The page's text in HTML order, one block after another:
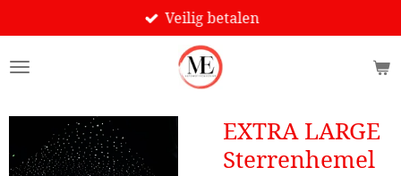
direct
naar
Veilig betalen
EXTRA LARGE
Sterrenhemel